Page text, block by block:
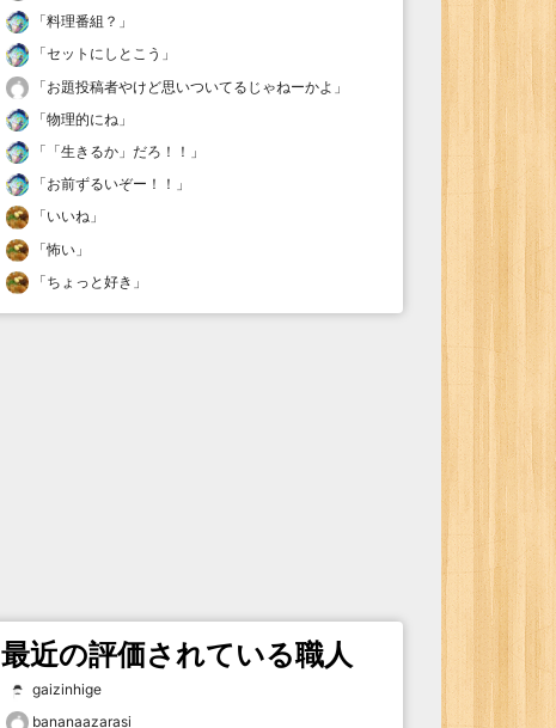
「料理番組？ 」
「セットにしとこう 」
「お題投稿者やけど思いついてるじゃねーかよ 」
「物理的にね 」
「 「生きるか」だろ！！ 」
「お前ずるいぞー！！ 」
「いいね 」
「怖い 」
「ちょっと好き 」
最近の評価されている職人
gaizinhige
bananaazarasi